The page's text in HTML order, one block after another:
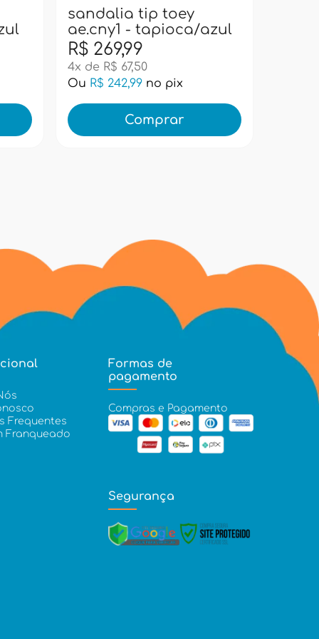
sandalia tip toey
ae.cny1 - tapioca/azul
R$ 269,99
4x de R$ 67,50
Ou R$ 242,99 no pix
Comprar
Frequentes
Franqueado
Formas de
pagamento
Compras e Pagamento
Segurança